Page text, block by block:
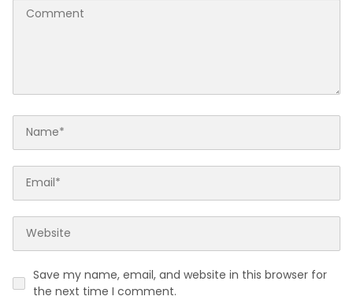
Save my name, email, and website in this browser for
the next time I comment.